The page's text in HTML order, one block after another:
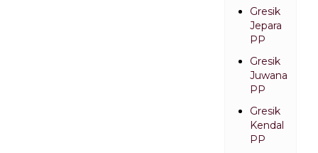
Gresik
Jepara
PP
Gresik
Juwana
PP
Gresik
Kendal
PP